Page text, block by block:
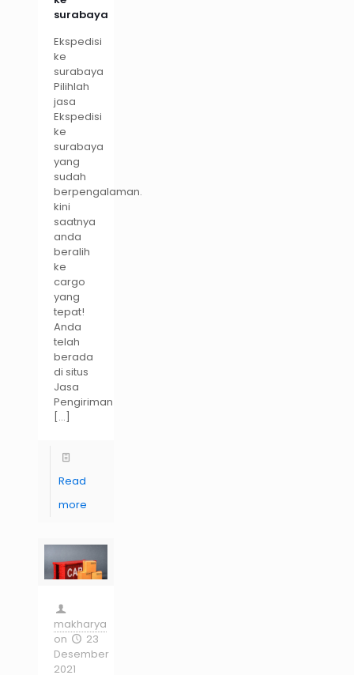
surabaya
Ekspedisi
ke
surabaya
Pilihlah
jasa
Ekspedisi
ke
surabaya
yang
sudah
berpengalaman.
kini
saatnya
anda
beralih
ke
cargo
yang
tepat!
Anda
telah
berada
di situs
Jasa
Pengiriman
[…]
Read
more
makharya
on
23
Desember
2021